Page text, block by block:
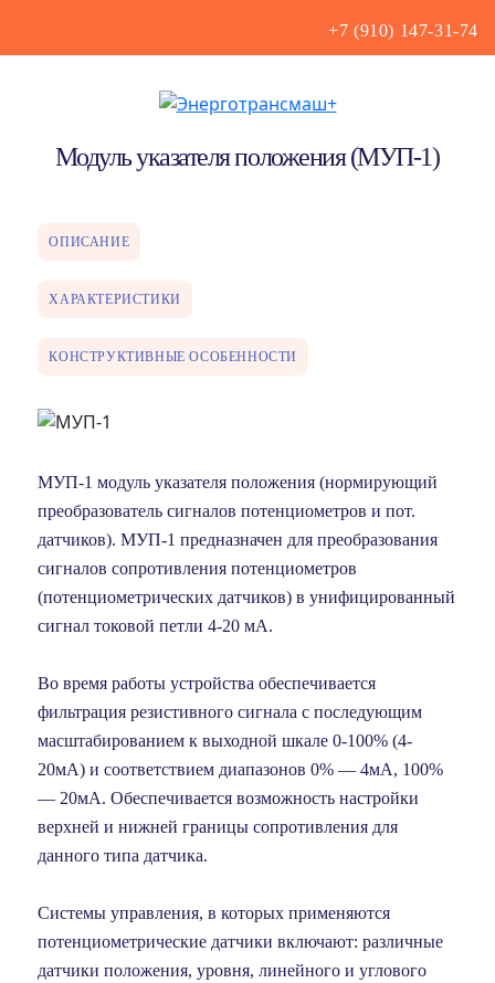
+7 (910) 147-31-74
Модуль указателя положения (МУП-1)
ОПИСАНИЕ
ХАРАКТЕРИСТИКИ
КОНСТРУКТИВНЫЕ ОСОБЕННОСТИ
МУП-1 модуль указателя положения (нормирующий
преобразователь сигналов потенциометров и пот.
датчиков). МУП-1 предназначен для преобразования
сигналов сопротивления потенциометров
(потенциометрических датчиков) в унифицированный
сигнал токовой петли 4-20 мА.
Во время работы устройства обеспечивается
фильтрация резистивного сигнала с последующим
масштабированием к выходной шкале 0-100% (4-
20мА) и соответствием диапазонов 0% — 4мА, 100%
— 20мА. Обеспечивается возможность настройки
верхней и нижней границы сопротивления для
данного типа датчика.
Системы управления, в которых применяются
потенциометрические датчики включают: различные
датчики положения, уровня, линейного и углового